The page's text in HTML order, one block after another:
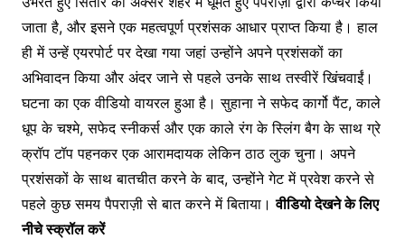
जाता है, और इसने एक महत्वपूर्ण प्रशंसक आधार प्राप्त किया है। हाल
ही में उन्हें एयरपोर्ट पर देखा गया जहां उन्होंने अपने प्रशंसकों का
अभिवादन किया और अंदर जाने से पहले उनके साथ तस्वीरें खिंचवाईं।
घटना का एक वीडियो वायरल हुआ है। सुहाना ने सफेद कार्गो पैंट, काले
धूप के चश्मे, सफेद स्नीकर्स और एक काले रंग के स्लिंग बैग के साथ ग्रे
क्रॉप टॉप पहनकर एक आरामदायक लेकिन ठाठ लुक चुना। अपने
प्रशंसकों के साथ बातचीत करने के बाद, उन्होंने गेट में प्रवेश करने से
पहले कुछ समय पैपराज़ी से बात करने में बिताया।वीडियो देखने के लिए
नीचे स्क्रॉल करें